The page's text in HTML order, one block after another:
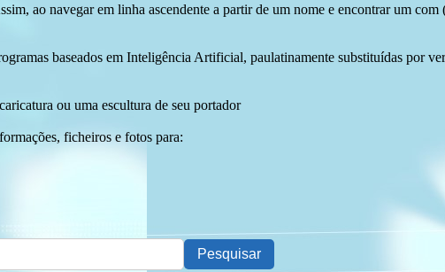
ao navegar em linha ascendente a partir de um nome e encontrar um com
baseados em Inteligência Artificial, paulatinamente substituídas por
ou uma escultura de seu portador
ficheiros e fotos para: